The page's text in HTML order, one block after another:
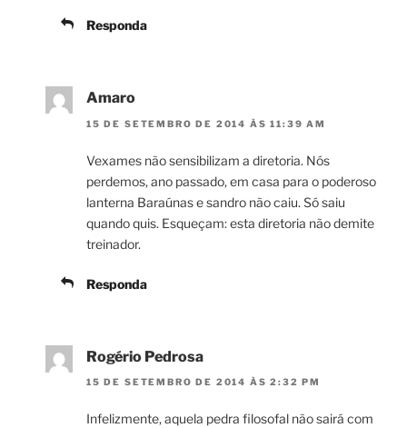
Responda
Amaro
15 DE SETEMBRO DE 2014 ÀS 11:39 AM
Vexames não sensibilizam a diretoria. Nós
perdemos, ano passado, em casa para o poderoso
lanterna Baraúnas e sandro não caiu. Só saiu
quando quis. Esqueçam: esta diretoria não demite
treinador.
Responda
Rogério Pedrosa
15 DE SETEMBRO DE 2014 ÀS 2:32 PM
Infelizmente, aquela pedra filosofal não sairá com